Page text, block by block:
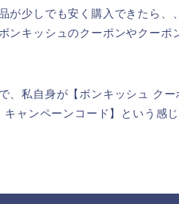
が少しでも安く購入できたら、
ンキッシュのクーポンやクーポ
、私自身が【ボンキッシュ ク
キャンペーンコード】という感